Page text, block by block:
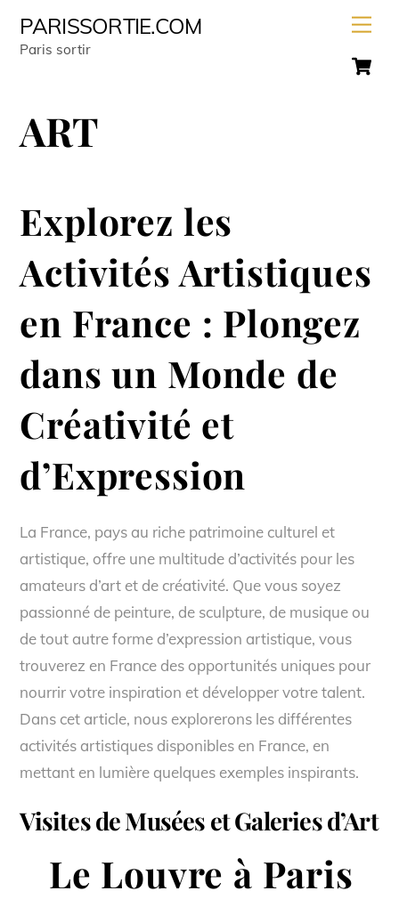
PARISSORTIE.COM
Paris sortir
ART
Explorez les
Activités Artistiques
en France : Plongez
dans un Monde de
Créativité et
d’Expression
La France, pays au riche patrimoine culturel et
artistique, offre une multitude d’activités pour les
amateurs d’art et de créativité. Que vous soyez
passionné de peinture, de sculpture, de musique ou
de tout autre forme d’expression artistique, vous
trouverez en France des opportunités uniques pour
nourrir votre inspiration et développer votre talent.
Dans cet article, nous explorerons les différentes
activités artistiques disponibles en France, en
mettant en lumière quelques exemples inspirants.
Visites de Musées et Galeries d’Art
Le Louvre à Paris